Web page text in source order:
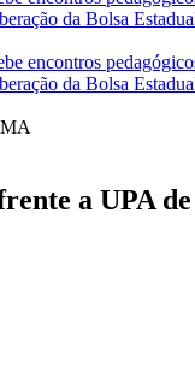
da Bolsa
encontros
da Bolsa
a UPA